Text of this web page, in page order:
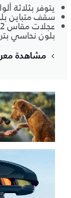
يتوفر بثلاثة
سقف متباين
بلون نحاسي
مشاهدة